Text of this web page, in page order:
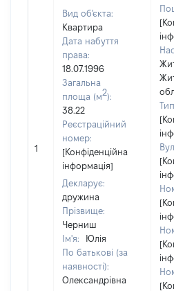
1
Вид об'єкта:
Квартира
Дата набуття
права:
18.07.1996
Загальна
площа (м2):
38.22
Реєстраційний
номер:
[Конфіденційна
інформація]
Декларує:
дружина
Прізвище:
Черниш
Ім'я:
Юлія
По батькові (за
наявності):
Олександрівна